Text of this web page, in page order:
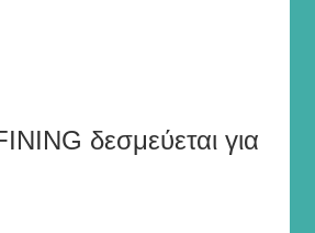
δεσμεύεται για